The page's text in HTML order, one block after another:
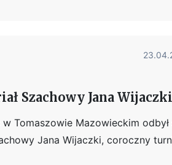
Szachowy Jana Wijaczki
Tomaszowie Mazowieckim odbył
Jana Wijaczki, coroczny